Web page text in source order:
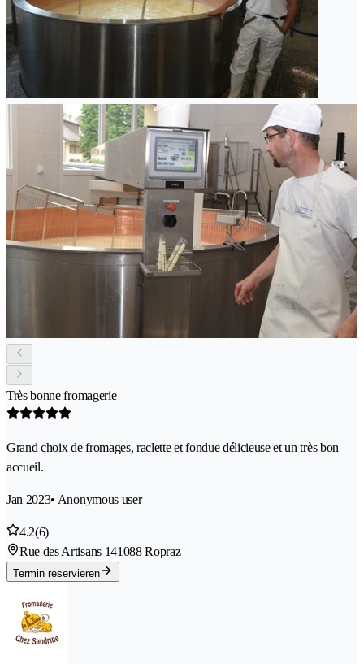
Très bonne fromagerie
Grand choix de fromages, raclette et fondue délicieuse et un très bon
accueil.
Jan 2023• Anonymous user
4.2(6)
Rue des Artisans 141088 Ropraz
Termin reservieren